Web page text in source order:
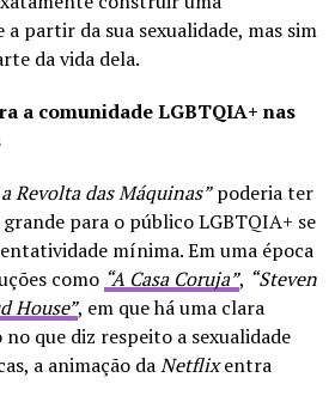
partir da sua sexualidade, mas sim
da vida dela.
a comunidade LGBTQIA+ nas
Revolta das Máquinas”poderia ter
para o público LGBTQIA+ se
mínima. Em uma época
como “A Casa Coruja”, “Steven
House”, em que há uma clara
que diz respeito a sexualidade
a animação daNetflixentra